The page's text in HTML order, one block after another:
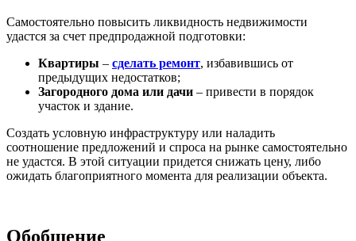
Самостоятельно повысить ликвидность недвижимости
удастся за счет предпродажной подготовки:
Квартиры – сделать ремонт, избавившись от
предыдущих недостатков;
Загородного дома или дачи – привести в порядок
участок и здание.
Создать условную инфраструктуру или наладить
соотношение предложений и спроса на рынке самостоятельно
не удастся. В этой ситуации придется снижать цену, либо
ожидать благоприятного момента для реализации объекта.
Обобщение